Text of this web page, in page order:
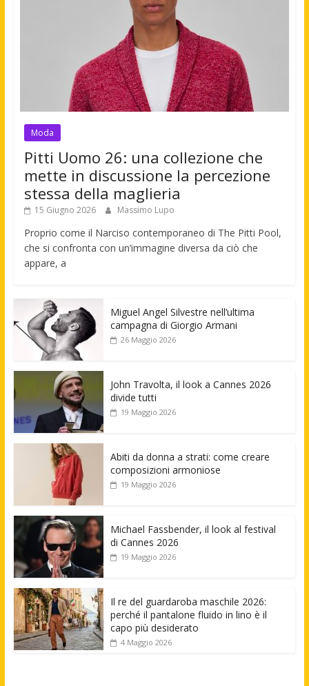
Moda
Pitti Uomo 26: una collezione che
mette in discussione la percezione
stessa della maglieria
15 Giugno 2026 Massimo Lupo
Proprio come il Narciso contemporaneo di The Pitti Pool,
che si confronta con un’immagine diversa da ciò che
appare, a
Miguel Angel Silvestre nell’ultima
campagna di Giorgio Armani
26 Maggio 2026
John Travolta, il look a Cannes 2026
divide tutti
19 Maggio 2026
Abiti da donna a strati: come creare
composizioni armoniose
19 Maggio 2026
Michael Fassbender, il look al festival
di Cannes 2026
19 Maggio 2026
Il re del guardaroba maschile 2026:
perché il pantalone fluido in lino è il
capo più desiderato
4 Maggio 2026